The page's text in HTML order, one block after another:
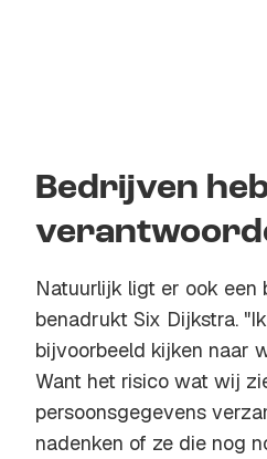
Bedrijven
Natuurlijk ligt er ook een
benadrukt Six Dijkstra.
bijvoorbeeld kijken naar
Want het risico wat wij
persoonsgegevens
nadenken of ze die nog